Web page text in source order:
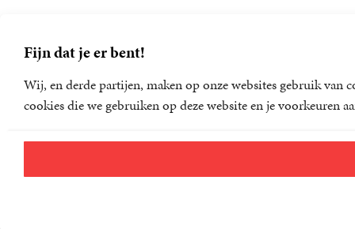
Fijn dat je er bent!
Wij, en derde partijen, maken op onze websites gebruik van
cookies die we gebruiken op deze website en je voorkeuren